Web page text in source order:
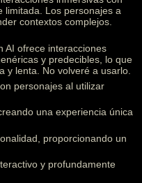
limitada. Los personajes a
contextos complejos.
AI ofrece interacciones
y predecibles, lo que
y lenta. No volveré a usarlo.
personajes al utilizar
una experiencia única
proporcionando un
y profundamente